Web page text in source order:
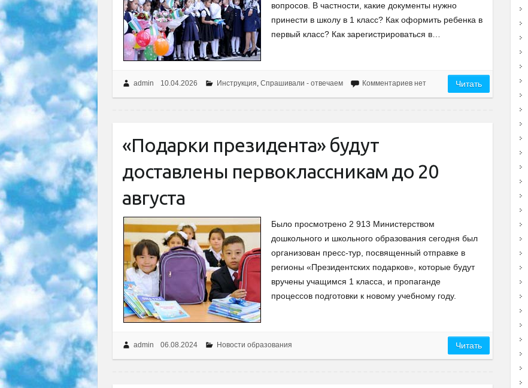
вопросов. В частности, какие документы нужно
принести в школу в 1 класс? Как оформить ребенка в
первый класс? Как зарегистрироваться в…
admin 10.04.2026 Инструкция, Спрашивали - отвечаем Комментариев нет Читать
«Подарки президента» будут
доставлены первоклассникам до 20
августа
Было просмотрено 2 913 Министерством
дошкольного и школьного образования сегодня был
организован пресс-тур, посвященный отправке в
регионы «Президентских подарков», которые будут
вручены учащимся 1 класса, и пропаганде
процессов подготовки к новому учебному году.
admin 06.08.2024 Новости образования Читать